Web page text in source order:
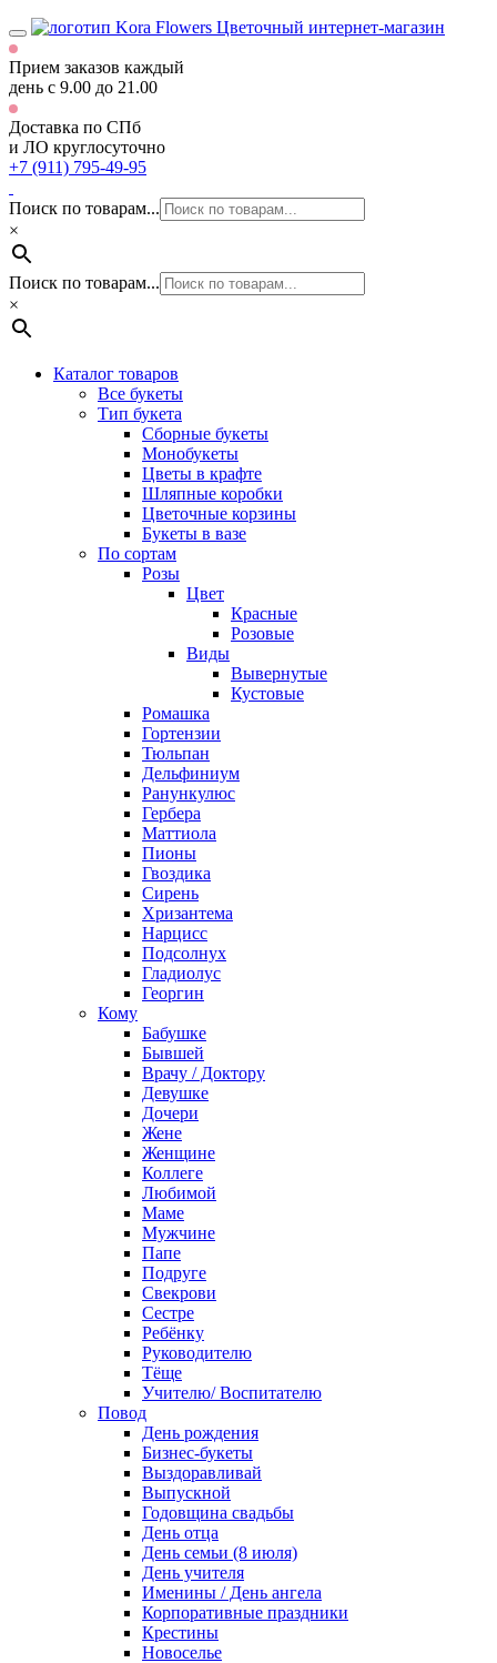
Цветочный интернет-магазин
Прием заказов каждый
день с 9.00 до 21.00
Доставка по СПб
и ЛО круглосуточно
+7 (911) 795-49-95
Поиск по товарам...
×
Поиск по товарам...
×
Каталог товаров
Все букеты
Тип букета
Сборные букеты
Монобукеты
Цветы в крафте
Шляпные коробки
Цветочные корзины
Букеты в вазе
По сортам
Розы
Цвет
Красные
Розовые
Виды
Вывернутые
Кустовые
Ромашка
Гортензии
Тюльпан
Дельфиниум
Ранункулюс
Гербера
Маттиола
Пионы
Гвоздика
Сирень
Хризантема
Нарцисс
Подсолнух
Гладиолус
Георгин
Кому
Бабушке
Бывшей
Врачу / Доктору
Девушке
Дочери
Жене
Женщине
Коллеге
Любимой
Маме
Мужчине
Папе
Подруге
Свекрови
Сестре
Ребёнку
Руководителю
Тёще
Учителю/ Воспитателю
Повод
День рождения
Бизнес-букеты
Выздоравливай
Выпускной
Годовщина свадьбы
День отца
День семьи (8 июля)
День учителя
Именины / День ангела
Корпоративные праздники
Крестины
Новоселье